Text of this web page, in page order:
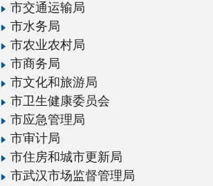
市交通运输局
市水务局
市农业农村局
市商务局
市文化和旅游局
市卫生健康委员会
市应急管理局
市审计局
市住房和城市更新局
市武汉市场监督管理局